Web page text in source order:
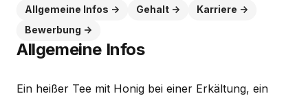
Allgemeine Infos Gehalt
Karriere
Bewerbung
Allgemeine Infos
Ein heißer Tee mit Honig bei einer Erkältung, ein